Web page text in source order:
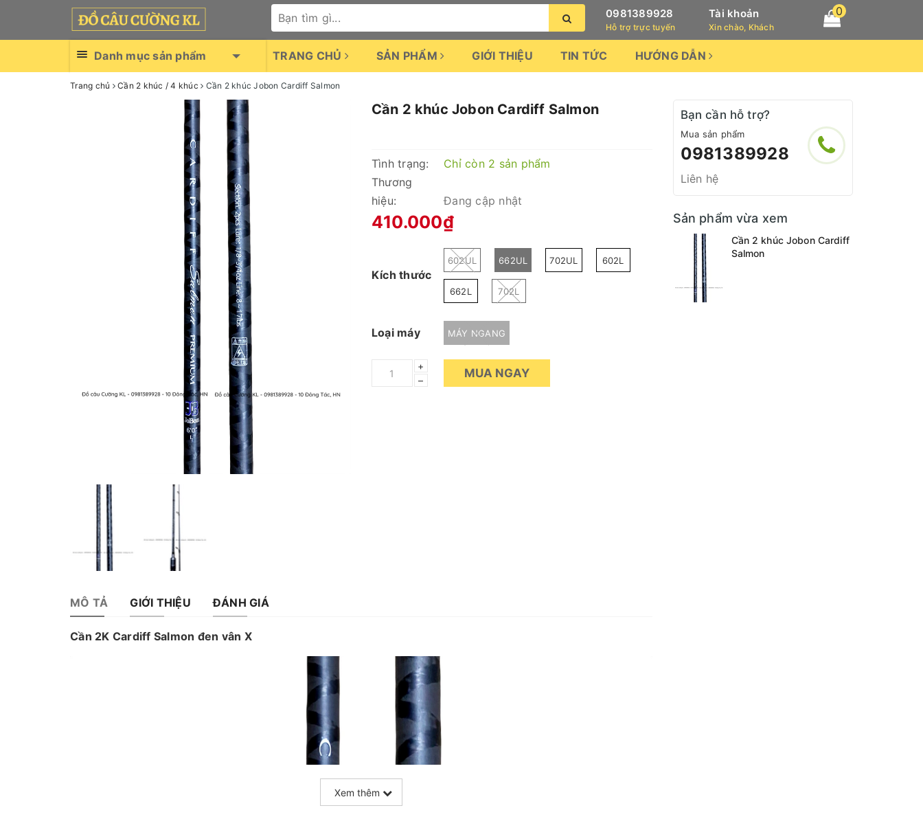
0981389928
Hỗ trợ trực tuyến
Tài khoản
Xin chào, Khách
0
Danh mục sản phẩm TRANG CHỦ SẢN PHẨM GIỚI THIỆU TIN TỨC HƯỚNG DẪN
Trang chủ Cần 2 khúc / 4 khúc Cần 2 khúc Jobon Cardiff Salmon
Cần 2 khúc Jobon Cardiff Salmon
Tình trạng:
Chỉ còn 2 sản phẩm
Thương
hiệu:
Đang cập nhật
410.000₫
Kích thước
602UL 662UL 702UL 602L
662L 702L
Loại máy MÁY NGANG
+
–
MUA NGAY
MÔ TẢ GIỚI THIỆU ĐÁNH GIÁ
Cần 2K Cardiff Salmon đen vân X
Xem thêm
Bạn cần hỗ trợ?
Mua sản phẩm
0981389928
Liên hệ
Sản phẩm vừa xem
Cần 2 khúc Jobon Cardiff
Salmon